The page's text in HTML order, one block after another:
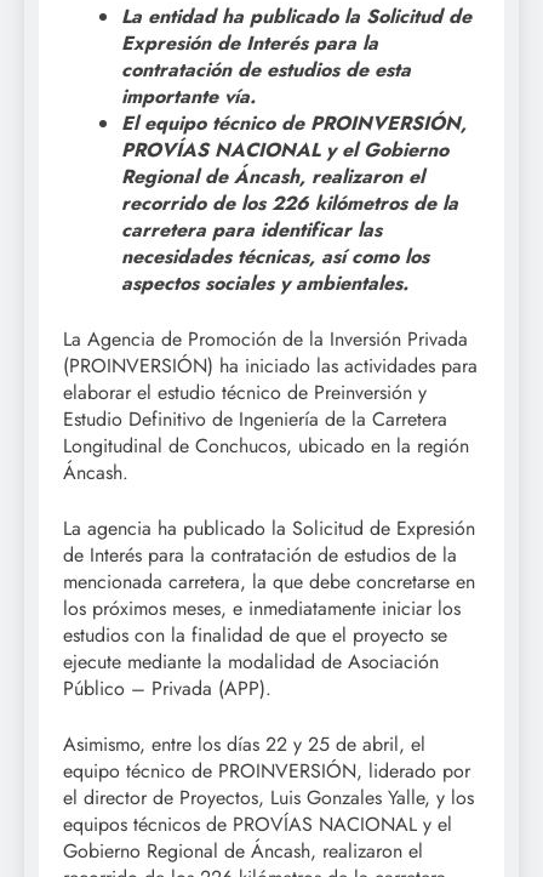
La entidad ha publicado la Solicitud de
Expresión de Interés para la
contratación de estudios de esta
importante vía.
El equipo técnico de PROINVERSIÓN,
PROVÍAS NACIONAL y el Gobierno
Regional de Áncash, realizaron el
recorrido de los 226 kilómetros de la
carretera para identificar las
necesidades técnicas, así como los
aspectos sociales y ambientales.
La Agencia de Promoción de la Inversión Privada
(PROINVERSIÓN) ha iniciado las actividades para
elaborar el estudio técnico de Preinversión y
Estudio Definitivo de Ingeniería de la Carretera
Longitudinal de Conchucos, ubicado en la región
Áncash.
La agencia ha publicado la Solicitud de Expresión
de Interés para la contratación de estudios de la
mencionada carretera, la que debe concretarse en
los próximos meses, e inmediatamente iniciar los
estudios con la finalidad de que el proyecto se
ejecute mediante la modalidad de Asociación
Público – Privada (APP).
Asimismo, entre los días 22 y 25 de abril, el
equipo técnico de PROINVERSIÓN, liderado por
el director de Proyectos, Luis Gonzales Yalle, y los
equipos técnicos de PROVÍAS NACIONAL y el
Gobierno Regional de Áncash, realizaron el